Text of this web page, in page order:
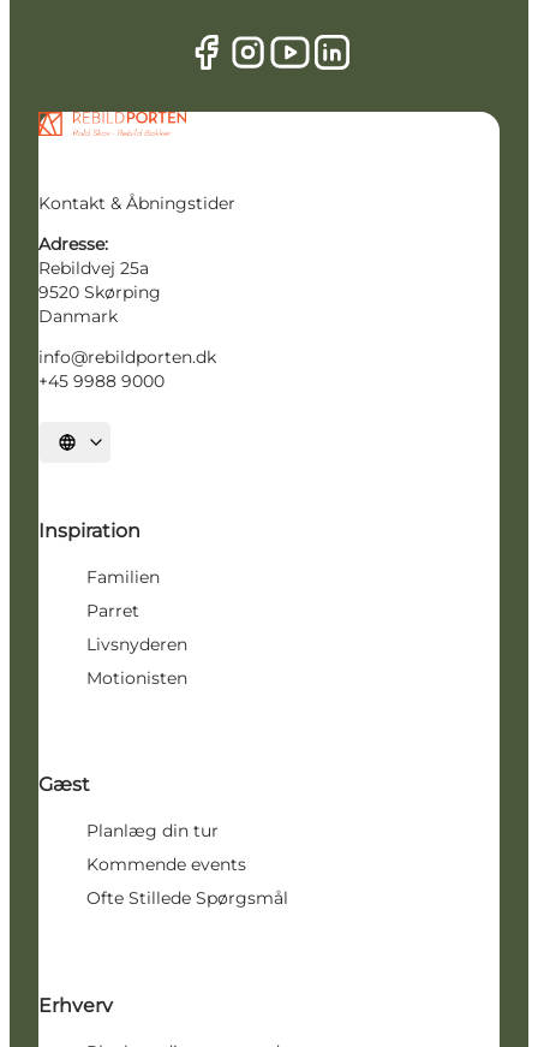
Kontakt & Åbningstider
Adresse:
Rebildvej 25a
9520 Skørping
Danmark
info@rebildporten.dk
+45 9988 9000
Vælg sprog
Inspiration
Familien
Parret
Livsnyderen
Motionisten
Gæst
Planlæg din tur
Kommende events
Ofte Stillede Spørgsmål
Erhverv